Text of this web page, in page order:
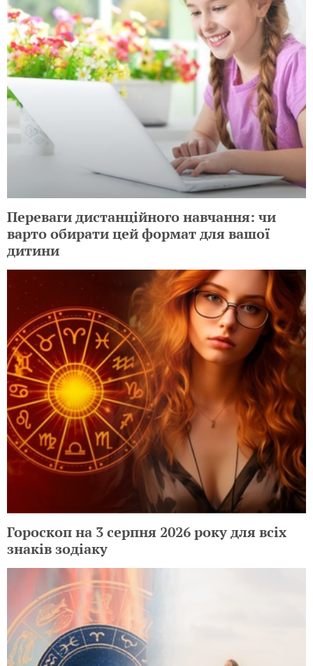
Переваги дистанційного навчання: чи
варто обирати цей формат для вашої
дитини
Гороскоп на 3 серпня 2026 року для всіх
знаків зодіаку